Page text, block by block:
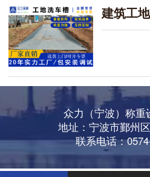
建筑工
众力（宁波）称重
地址：宁波市鄞州
联系电话：